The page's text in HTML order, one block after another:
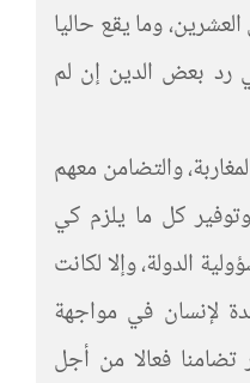
وما يقع حاليا
رد بعض الدين إن لم
والتضامن معهم
كل ما يلزم كي
الدولة، وإلا لكانت
لإنسان في مواجهة
فعالا من أجل